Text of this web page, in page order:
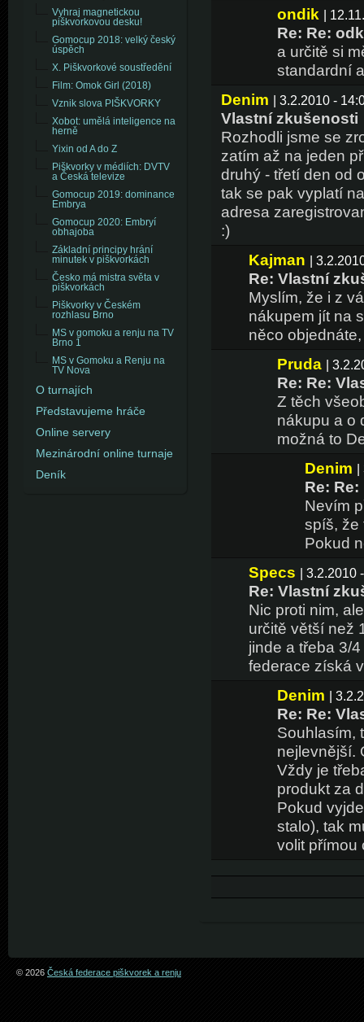
ondik |
Re: Re:
a určitě si
standardní
Denim | 3.2.2010 -
Vlastní zkušenosti
Rozhodli jsme se
zatím až na jeden
druhý - třetí den od
tak se pak vyplatí
adresa
:)
Kajman |
Re: Vlastní
Myslím, že i z
nákupem jít na
něco
Pruda |
Re: Re:
Z těch
nákupu a o
možná to
Denim |
Re:
Nevím
spíš, že
Pokud
Specs | 3.2.2010
Re: Vlastní
Nic proti nim,
určitě větší než
jinde a třeba 3/
federace získá
Denim |
Re: Re:
Souhlasím,
nejlevnější.
Vždy je
produkt za
Pokud
stalo), tak
volit přímou
Vyhraj magnetickou
piškvorkovou desku!
Gomocup 2018: velký český
úspěch
X. Piškvorkové soustředění
Film: Omok Girl (2018)
Vznik slova PIŠKVORKY
Xobot: umělá inteligence na
herně
Yixin od A do Z
Piškvorky v médiích: DVTV
a Česká televize
Gomocup 2019: dominance
Embrya
Gomocup 2020: Embryí
obhajoba
Základní principy hrání
minutek v piškvorkách
Česko má mistra světa v
piškvorkách
Piškvorky v Českém
rozhlasu Brno
MS v gomoku a renju na TV
Brno 1
MS v Gomoku a Renju na
TV Nova
O turnajích
Představujeme hráče
Online servery
Mezinárodní online turnaje
Deník
© 2026 Česká federace piškvorek a renju